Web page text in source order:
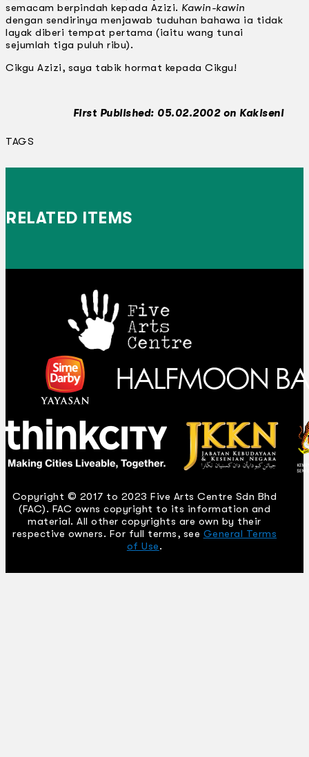
semacam berpindah kepada Azizi. Kawin-kawin
dengan sendirinya menjawab tuduhan bahawa ia tidak
layak diberi tempat pertama (iaitu wang tunai
sejumlah tiga puluh ribu).
Cikgu Azizi, saya tabik hormat kepada Cikgu!
First Published: 05.02.2002 on Kakiseni
TAGS
RELATED ITEMS
Copyright © 2017 to 2023 Five Arts Centre Sdn Bhd
(FAC). FAC owns copyright to its information and
material. All other copyrights are own by their
respective owners. For full terms, see General Terms
of Use.